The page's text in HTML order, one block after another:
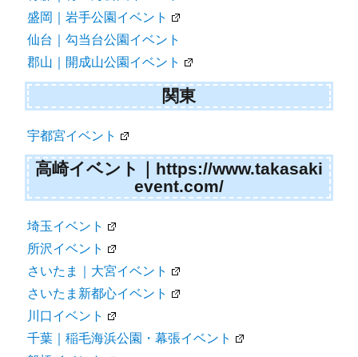
東北
青森｜青い海公園イベント
盛岡｜岩手公園イベント
仙台｜勾当台公園イベント
郡山｜開成山公園イベント
関東
高崎イベント｜https://www.takasaki
埼玉イベント
所沢イベント
さいたま｜大宮イベント